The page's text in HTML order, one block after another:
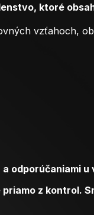
ktoré
vzťahoch,
odporúčaniami u
priamo z kontrol.